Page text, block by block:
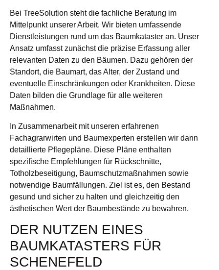
Bei TreeSolution steht die fachliche Beratung im
Mittelpunkt unserer Arbeit. Wir bieten umfassende
Dienstleistungen rund um das Baumkataster an. Unser
Ansatz umfasst zunächst die präzise Erfassung aller
relevanten Daten zu den Bäumen. Dazu gehören der
Standort, die Baumart, das Alter, der Zustand und
eventuelle Einschränkungen oder Krankheiten. Diese
Daten bilden die Grundlage für alle weiteren
Maßnahmen.
In Zusammenarbeit mit unseren erfahrenen
Fachagrarwirten und Baumexperten erstellen wir dann
detaillierte Pflegepläne. Diese Pläne enthalten
spezifische Empfehlungen für Rückschnitte,
Totholzbeseitigung, Baumschutzmaßnahmen sowie
notwendige Baumfällungen. Ziel ist es, den Bestand
gesund und sicher zu halten und gleichzeitig den
ästhetischen Wert der Baumbestände zu bewahren.
DER NUTZEN EINES
BAUMKATASTERS FÜR
SCHENEFELD